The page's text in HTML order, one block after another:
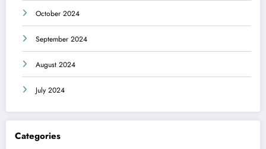
October 2024
September 2024
August 2024
July 2024
Categories